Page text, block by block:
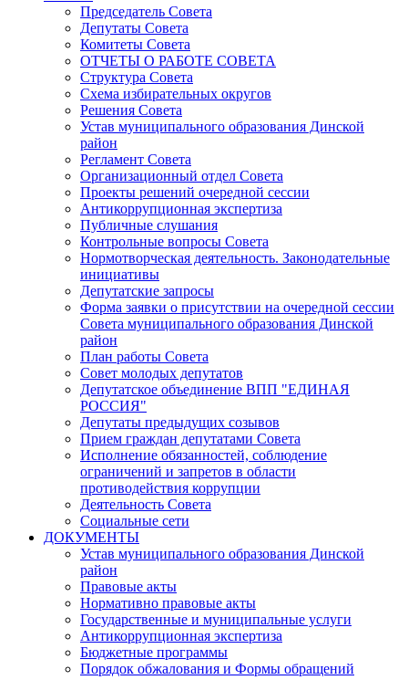
Председатель Совета
Депутаты Совета
Комитеты Совета
ОТЧЕТЫ О РАБОТЕ СОВЕТА
Структура Совета
Схема избирательных округов
Решения Совета
Устав муниципального образования Динской
район
Регламент Совета
Организационный отдел Совета
Проекты решений очередной сессии
Антикоррупционная экспертиза
Публичные слушания
Контрольные вопросы Совета
Нормотворческая деятельность. Законодательные
инициативы
Депутатские запросы
Форма заявки о присутствии на очередной сессии
Совета муниципального образования Динской
район
План работы Совета
Совет молодых депутатов
Депутатское объединение ВПП "ЕДИНАЯ
РОССИЯ"
Депутаты предыдущих созывов
Прием граждан депутатами Совета
Исполнение обязанностей, соблюдение
ограничений и запретов в области
противодействия коррупции
Деятельность Совета
Социальные сети
ДОКУМЕНТЫ
Устав муниципального образования Динской
район
Правовые акты
Нормативно правовые акты
Государственные и муниципальные услуги
Антикоррупционная экспертиза
Бюджетные программы
Порядок обжалования и Формы обращений